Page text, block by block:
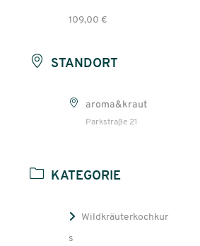
109,00 €
STANDORT
aroma&kraut
Parkstraße 21
KATEGORIE
Wildkräuterkochkur
s